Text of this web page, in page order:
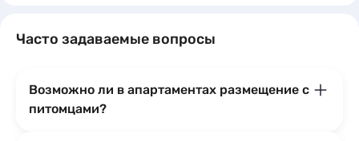
Часто задаваемые вопросы
Возможно ли в апартаментах размещение с
питомцами?